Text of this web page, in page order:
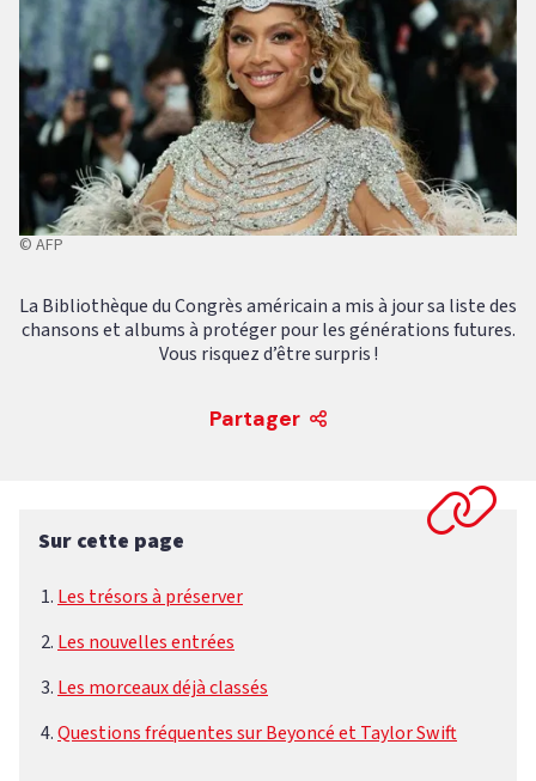
© AFP
La Bibliothèque du Congrès américain a mis à jour sa liste des
chansons et albums à protéger pour les générations futures.
Vous risquez d’être surpris !
Partager
Sur cette page
Les trésors à préserver
Les nouvelles entrées
Les morceaux déjà classés
Questions fréquentes sur Beyoncé et Taylor Swift